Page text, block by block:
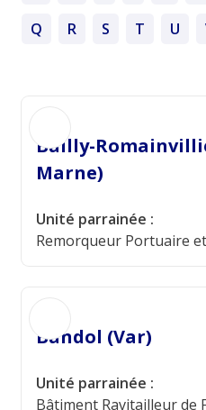
Q
R S T U
Bailly-
Marne)
Unité parrainée :
Remorqueur Portuaire
Bandol (Var)
Unité parrainée :
Bâtiment Ravitailleur de